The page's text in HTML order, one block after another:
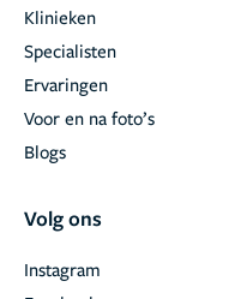
Klinieken
Specialisten
Ervaringen
Voor en na foto’s
Blogs
Volg ons
Instagram